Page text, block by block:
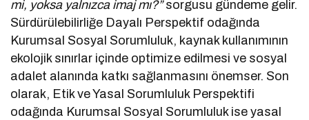
mi, yoksa yalnızca imaj mı?”sorgusu gündeme gelir.
Sürdürülebilirliğe Dayalı Perspektif odağında
Kurumsal Sosyal Sorumluluk, kaynak kullanımının
ekolojik sınırlar içinde optimize edilmesi ve sosyal
adalet alanında katkı sağlanmasını önemser. Son
olarak, Etik ve Yasal Sorumluluk Perspektifi
odağında Kurumsal Sosyal Sorumluluk ise yasal